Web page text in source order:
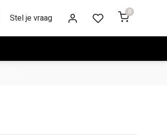
Stel je vraag
0